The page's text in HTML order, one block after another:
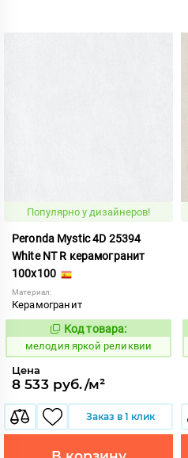
Популярно у дизайнеров!
Peronda Mystic 4D 25394
White NT R керамогранит
100x100
Материал:
Керамогранит
Код:
960205
Код товара:
мелодия яркой реликвии
Цена
8 533 руб./м²
Заказ в 1 клик